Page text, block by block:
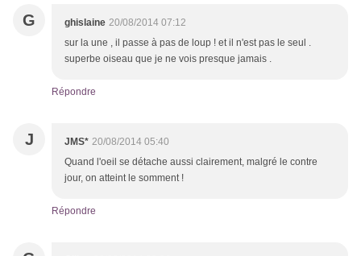
G ghislaine 20/08/2014 07:12
sur la une , il passe à pas de loup ! et il n'est pas le seul .
superbe oiseau que je ne vois presque jamais .
Répondre
J JMS* 20/08/2014 05:40
Quand l'oeil se détache aussi clairement, malgré le contre
jour, on atteint le somment !
Répondre